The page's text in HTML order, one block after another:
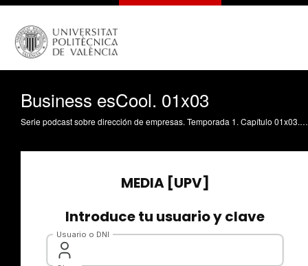
Business esCool. 01x03
Serie podcast sobre dirección de empresas. Temporada 1. Capítulo 01x03. Entrevista a Eduard Farran-Teixidó, PhD